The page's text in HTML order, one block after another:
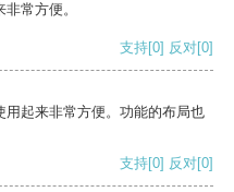
常方便。
支持[0] 反对[0]
起来非常方便。功能的布局也
支持[0] 反对[0]